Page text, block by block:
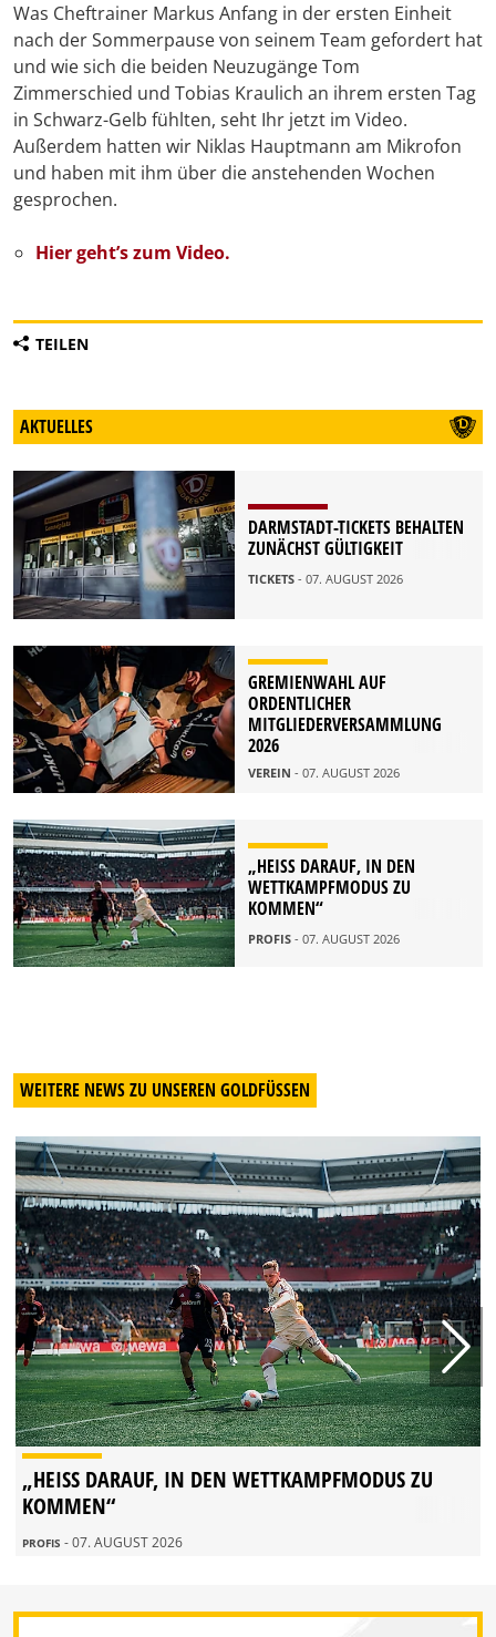
Was Cheftrainer Markus Anfang in der ersten Einheit
nach der Sommerpause von seinem Team gefordert hat
und wie sich die beiden Neuzugänge Tom
Zimmerschied und Tobias Kraulich an ihrem ersten Tag
in Schwarz-Gelb fühlten, seht Ihr jetzt im Video.
Außerdem hatten wir Niklas Hauptmann am Mikrofon
und haben mit ihm über die anstehenden Wochen
gesprochen.
Hier geht’s zum Video.
TEILEN
AKTUELLES
DARMSTADT-TICKETS BEHALTEN
ZUNÄCHST GÜLTIGKEIT
TICKETS - 07. AUGUST 2026
GREMIENWAHL AUF
ORDENTLICHER
MITGLIEDERVERSAMMLUNG
2026
VEREIN - 07. AUGUST 2026
„HEISS DARAUF, IN DEN W
ETTKAMPFMODUS ZU K
OMMEN“
PROFIS - 07. AUGUST 2026
WEITERE NEWS ZU UNSEREN GOLDFÜSSEN
„HEISS DARAUF, IN DEN WETTKAMPFMODUS ZU K
OMMEN“
PROFIS - 07. AUGUST 2026